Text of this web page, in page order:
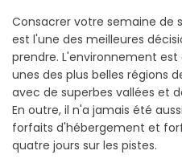
Consacrer votre semaine de
est l'une des meilleures
prendre. L'environnement
unes des plus belles régions
avec de superbes vallées et
En outre, il n'a jamais été
forfaits d'hébergement et
quatre jours sur les pistes.